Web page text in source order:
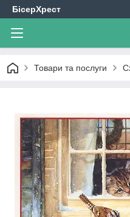
БісерХрест
Товари та послуги